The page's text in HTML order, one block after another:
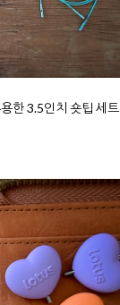
한 3.5인치 숏팁 세트